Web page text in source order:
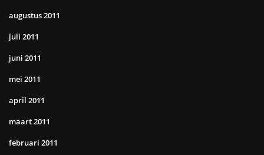
augustus 2011
juli 2011
juni 2011
mei 2011
april 2011
maart 2011
februari 2011